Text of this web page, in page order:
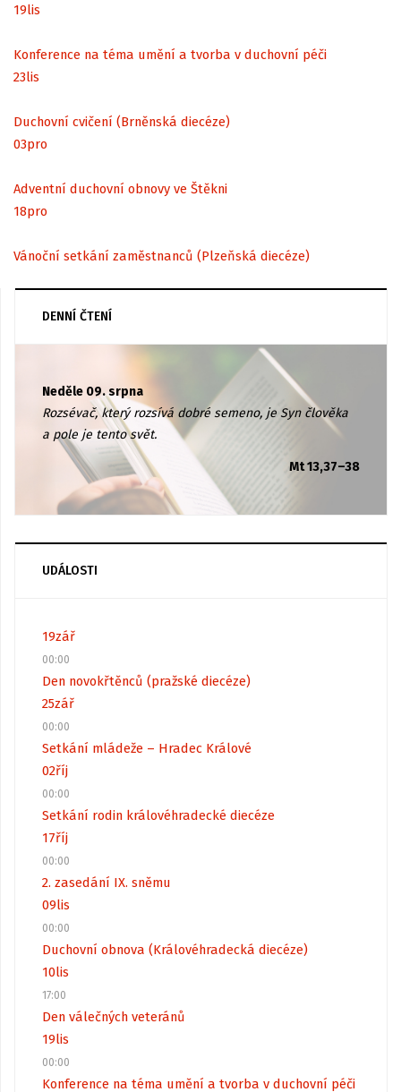
19lis
Konference na téma umění a tvorba v duchovní péči
23lis
Duchovní cvičení (Brněnská diecéze)
03pro
Adventní duchovní obnovy ve Štěkni
18pro
Vánoční setkání zaměstnanců (Plzeňská diecéze)
DENNÍ ČTENÍ
Neděle 09. srpna
Rozsévač, který rozsívá dobré semeno, je Syn člověka
a pole je tento svět.
Mt 13,37–38
UDÁLOSTI
19zář
00:00
Den novokřtěnců (pražské diecéze)
25zář
00:00
Setkání mládeže – Hradec Králové
02říj
00:00
Setkání rodin královéhradecké diecéze
17říj
00:00
2. zasedání IX. sněmu
09lis
00:00
Duchovní obnova (Královéhradecká diecéze)
10lis
17:00
Den válečných veteránů
19lis
00:00
Konference na téma umění a tvorba v duchovní péči